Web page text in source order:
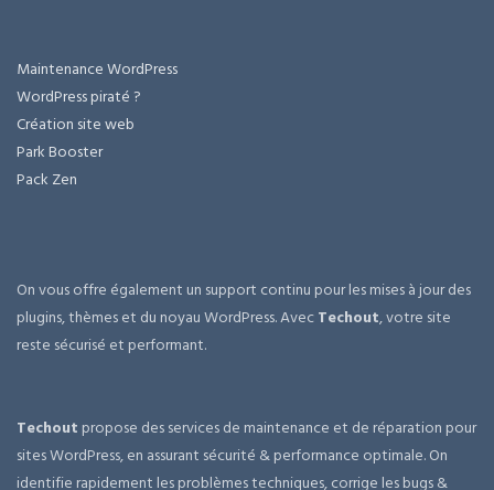
Maintenance WordPress
WordPress piraté ?
Création site web
Park Booster
Pack Zen
On vous offre également un support continu pour les mises à jour des
plugins, thèmes et du noyau WordPress. AvecTechout, votre site
reste sécurisé et performant.
Techout propose des services de maintenance et de réparation pour
sites WordPress, en assurant sécurité & performance optimale. On
identifie rapidement les problèmes techniques, corrige les bugs &